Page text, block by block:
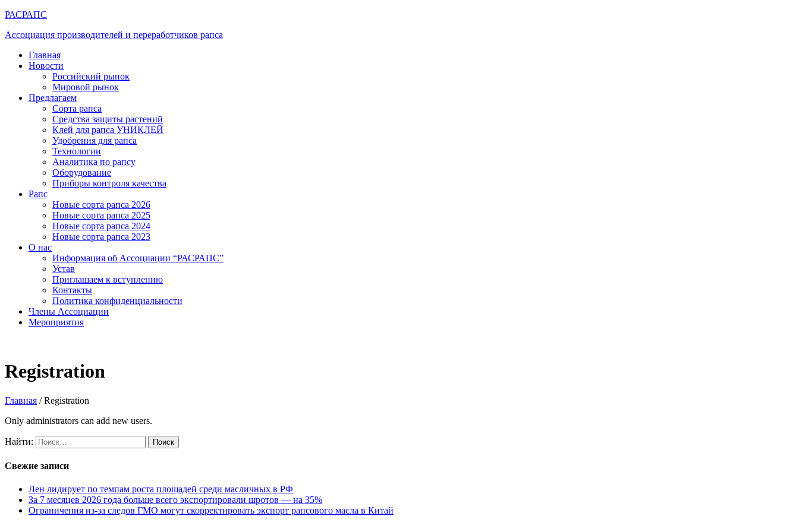
РАСРАПС
Ассоциация производителей и переработчиков рапса
Главная
Новости
Российский рынок
Мировой рынок
Предлагаем
Сорта рапса
Средства защиты растений
Клей для рапса УНИКЛЕЙ
Удобрения для рапса
Технологии
Аналитика по рапсу
Оборудование
Приборы контроля качества
Рапс
Новые сорта рапса 2026
Новые сорта рапса 2025
Новые сорта рапса 2024
Новые сорта рапса 2023
О нас
Информация об Ассоциации “РАСРАПС”
Устав
Приглашаем к вступлению
Контакты
Политика конфиденциальности
Члены Ассоциации
Мероприятия
Registration
Главная /Registration
Only administrators can add new users.
Найти:
Свежие записи
Лен лидирует по темпам роста площадей среди масличных в РФ
За 7 месяцев 2026 года больше всего экспортировали шротов — на 35%
Ограничения из-за следов ГМО могут скорректировать экспорт рапсового масла в Китай